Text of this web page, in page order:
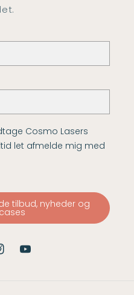
Cosmo Lasers
let afmelde mig med
tilbud, nyheder og
YouTube